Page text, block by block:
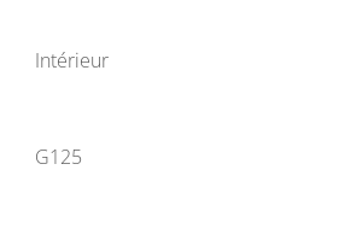
Intérieur
G125